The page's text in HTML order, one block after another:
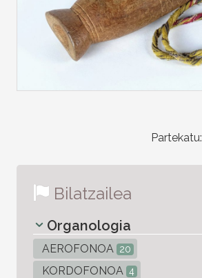
Partekatu:
Bilatzailea
Organologia
AEROFONOA 20
KORDOFONOA 4